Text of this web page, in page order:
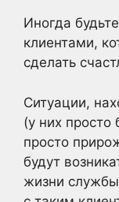
Иногда
клиентами,
сделать
Ситуации,
(у них
просто
будут
жизни